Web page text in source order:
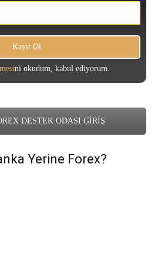
ni okudum, kabul ediyorum.
DESTEK ODASI GİRİŞ
Yerine Forex?